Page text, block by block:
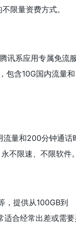
限量资费方式。
讯系应用专属免流服
包含10G国内流量和
流量和200分钟通话
不限速、不限软件。
，提供从100GB到
合经常出差或需要